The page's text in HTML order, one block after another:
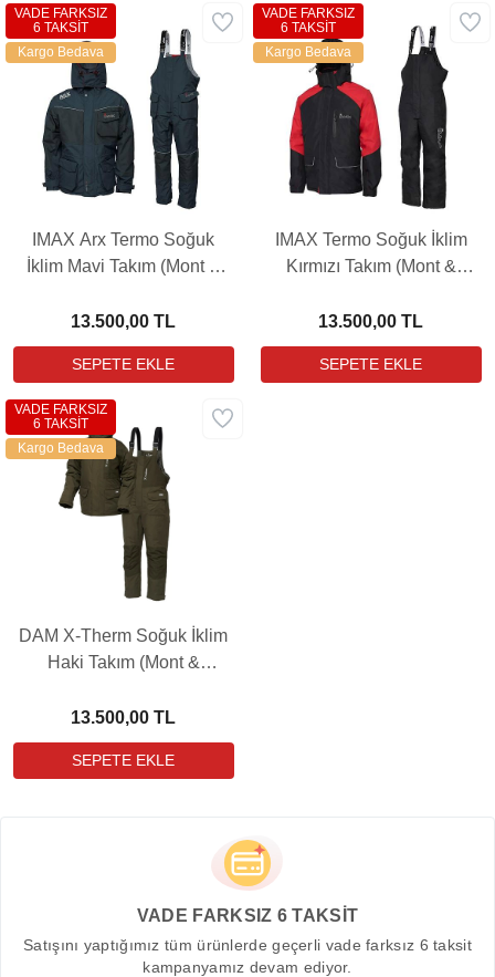
IMAX Arx Termo Soğuk
İklim Mavi Takım (Mont &
13.500,00 TL
VADE FARKSIZ
6 TAKSİT
Kargo Bedava
IMAX Termo Soğuk İklim
Kırmızı Takım (Mont &
13.500,00 TL
VADE FARKSIZ
6 TAKSİT
Kargo Bedava
DAM X-Therm Soğuk İklim
Haki Takım (Mont &
13.500,00 TL
VADE FARKSIZ
6 TAKSİT
Kargo Bedava
VADE FARKSIZ 6 TAKSİT
Satışını yaptığımız tüm ürünlerde geçerli vade farksız 6 taksit
kampanyamız devam ediyor.